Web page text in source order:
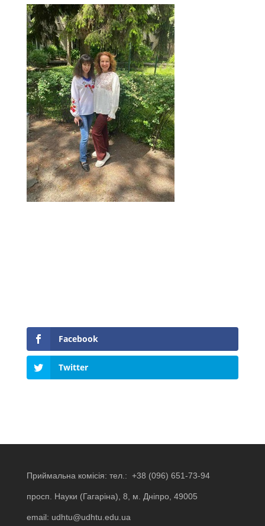
Facebook
Twitter
Приймальна комісія: тел.: +38 (096) 651-73-94
просп. Науки (Гагаріна), 8, м. Дніпро, 49005
email: udhtu@udhtu.edu.ua